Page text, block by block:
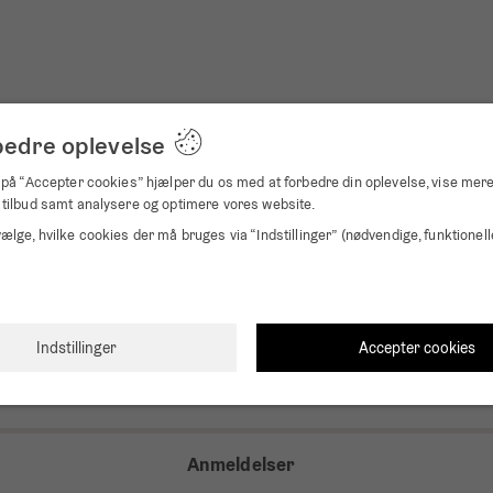
12.00. Uret vil derefter automatisk søge efter RC-signalet
gange om dagen.
på vinduet. Dette gælder især for den første søgning af RC-signalet.
Anmeldelser
oplevelse
“Accepter cookies” hjælper du os med at forbedre din oplevelse, vise
samt analysere og optimere vores website.
hvilke cookies der må bruges via “Indstillinger” (nødvendige,
Indstillinger Accepter cookies